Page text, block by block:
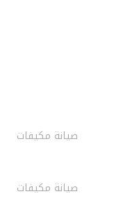
صيانة مكيفات
صيانة مكيفات